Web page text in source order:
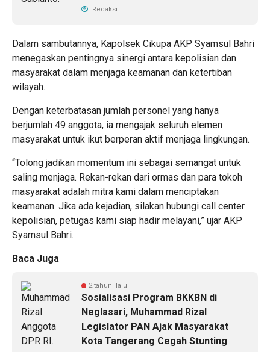
Redaksi
Dalam sambutannya, Kapolsek Cikupa AKP Syamsul Bahri
menegaskan pentingnya sinergi antara kepolisian dan
masyarakat dalam menjaga keamanan dan ketertiban
wilayah.
Dengan keterbatasan jumlah personel yang hanya
berjumlah 49 anggota, ia mengajak seluruh elemen
masyarakat untuk ikut berperan aktif menjaga lingkungan.
“Tolong jadikan momentum ini sebagai semangat untuk
saling menjaga. Rekan-rekan dari ormas dan para tokoh
masyarakat adalah mitra kami dalam menciptakan
keamanan. Jika ada kejadian, silakan hubungi call center
kepolisian, petugas kami siap hadir melayani,” ujar AKP
Syamsul Bahri.
Baca Juga
2 tahun lalu
Sosialisasi Program BKKBN di
Neglasari, Muhammad Rizal
Legislator PAN Ajak Masyarakat
Kota Tangerang Cegah Stunting